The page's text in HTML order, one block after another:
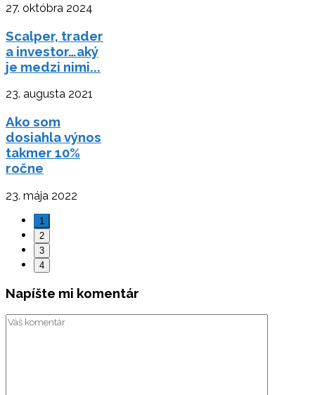
27. októbra 2024
Scalper, trader
a investor…aký
je medzi nimi...
23. augusta 2021
Ako som
dosiahla výnos
takmer 10%
ročne
23. mája 2022
1
2
3
4
Napíšte mi komentár